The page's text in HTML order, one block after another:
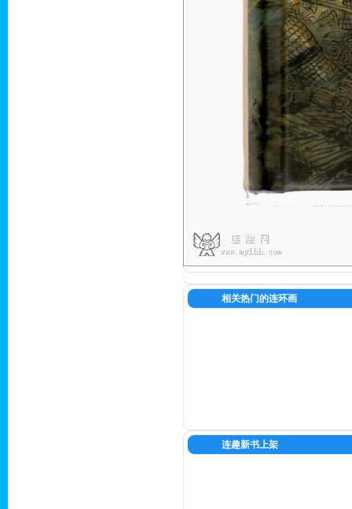
相关热门的连环画
连趣新书上架